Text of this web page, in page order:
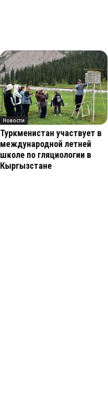
Новости
Туркменистан участвует в
международной летней
школе по гляциологии в
Кыргызстане